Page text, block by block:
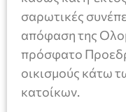
σαρωτικές
απόφαση της
πρόσφατο
οικισμούς κάτω
κατοίκων.